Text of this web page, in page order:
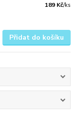
189 Kč/ks
Přidat do košíku